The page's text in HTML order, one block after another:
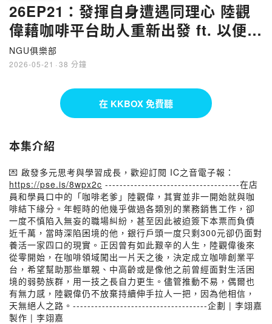
26EP21：發揮自身遭遇同理心 陸觀
偉藉咖啡平台助人重新出發 ft. 以便以
謝手感咖啡創辦人 陸觀偉 (咖啡老爹)
NGU俱樂部
2026-05-21 · 38 分鐘
在 KKBOX 免費聽
本集介紹
💌 啟發多元思考與學習成長，歡迎訂閱 IC之音電子報：
https://pse.is/8wpx2c -------------------------------------在店
員和學員口中的「咖啡老爹」陸觀偉，其實並非一開始就與咖
啡結下緣分。年輕時的他幾乎做過各類別的業務銷售工作，卻
一度不慎陷入無妄的職場糾紛，甚至因此被迫簽下本票而負債
近千萬，當時深陷困境的他，銀行戶頭一度只剩300元卻仍面對
養活一家四口的現實。正因曾有如此艱辛的人生，陸觀偉後來
從零開始，在咖啡領域闖出一片天之後，決定成立咖啡創業平
台，希望幫助那些單親、中高齡或是像他之前曾經面對生活困
境的弱勢族群，用一技之長自力更生。儘管推動不易，偶爾也
有無力感，陸觀偉仍不放棄持續伸手拉人一把，因為他相信，
天無絕人之路。-------------------------------------企劃 | 李翊嘉
製作 | 李翊嘉